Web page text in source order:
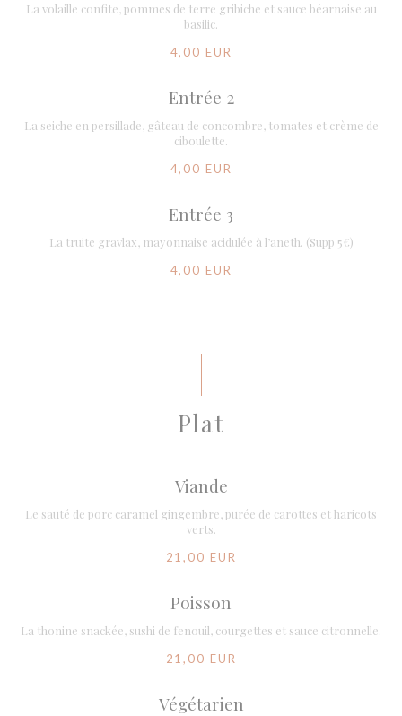
La volaille confite, pommes de terre gribiche et sauce béarnaise au
basilic.
4,00 EUR
Entrée 2
La seiche en persillade, gâteau de concombre, tomates et crème de
ciboulette.
4,00 EUR
Entrée 3
La truite gravlax, mayonnaise acidulée à l’aneth. (Supp 5€)
4,00 EUR
Plat
Viande
Le sauté de porc caramel gingembre, purée de carottes et haricots
verts.
21,00 EUR
Poisson
La thonine snackée, sushi de fenouil, courgettes et sauce citronnelle.
21,00 EUR
Végétarien